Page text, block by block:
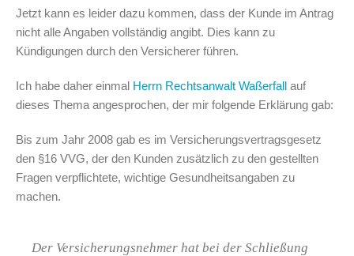
Jetzt kann es leider dazu kommen, dass der Kunde im Antrag
nicht alle Angaben vollständig angibt. Dies kann zu
Kündigungen durch den Versicherer führen.
Ich habe daher einmal Herrn Rechtsanwalt Waßerfall auf
dieses Thema angesprochen, der mir folgende Erklärung gab:
Bis zum Jahr 2008 gab es im Versicherungsvertragsgesetz
den §16 VVG, der den Kunden zusätzlich zu den gestellten
Fragen verpflichtete, wichtige Gesundheitsangaben zu
machen.
Der Versicherungsnehmer hat bei der Schließung